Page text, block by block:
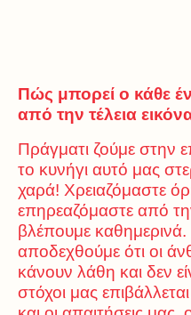
Πώς μπορεί ο κάθε
από την τέλεια
Πράγματι ζούμε στην
το κυνήγι αυτό μας
χαρά! Χρειαζόμαστε
επηρεαζόμαστε από
βλέπουμε
αποδεχθούμε ότι οι
κάνουν λάθη και δεν
στόχοι μας